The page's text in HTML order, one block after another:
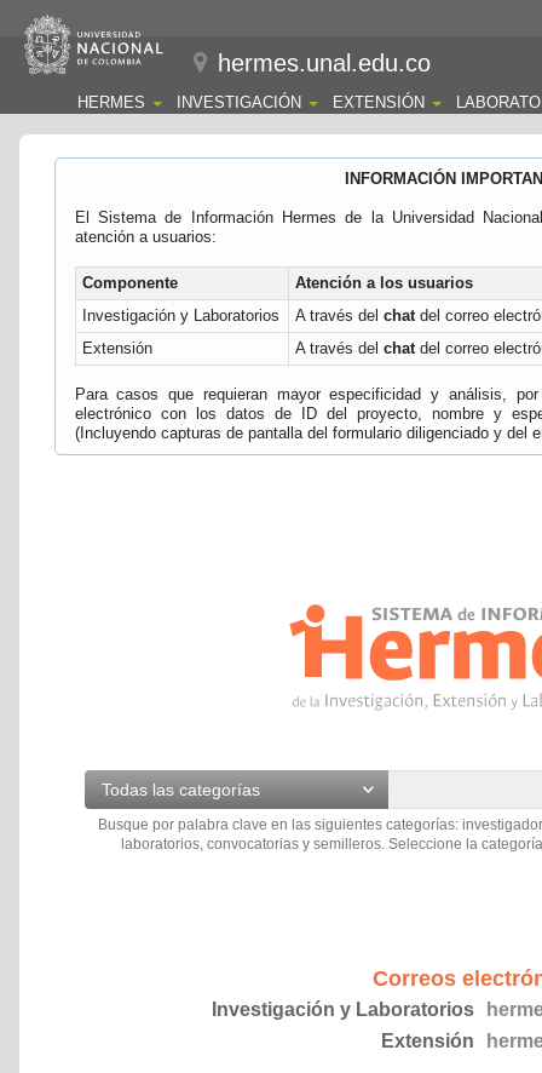
hermes.unal.edu.co
HERMES INVESTIGACIÓN EXTENSIÓN
INFORMACIÓN
El Sistema de Información Hermes de la Universidad
atención a usuarios:
Componente
Atención a los usuarios
Investigación y Laboratorios
A través del chatdel correo
Extensión
A través del chatdel correo
Para casos que requieran mayor especificidad y análisis,
electrónico con los datos de ID del proyecto, nombre y
(Incluyendo capturas de pantalla del formulario diligenciado y del
Todas las categorías
Busque por palabra clave en las siguientes categorías:
laboratorios, convocatorias y semilleros. Seleccione la
Correos
Investigación y Laboratorios
Extensión